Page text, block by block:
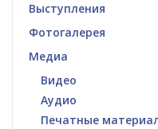
Выступления
Фотогалерея
Медиа
Видео
Аудио
Печатные